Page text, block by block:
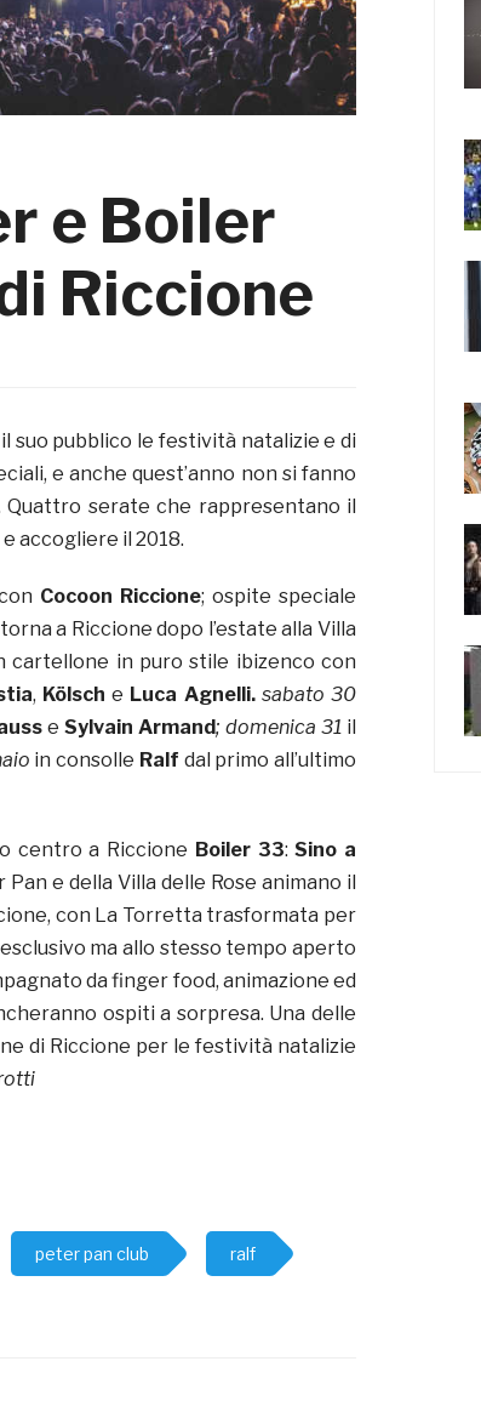
e Boiler
Riccione
suo pubblico le festività natalizie e di
e anche quest’anno non si fanno
Quattro serate che rappresentano il
accogliere il 2018.
Cocoon Riccione; ospite speciale
a Riccione dopo l’estate alla Villa
cartellone in puro stile ibizenco con
, Kölsche Luca Agnelli. sabato 30
e Sylvain Armand; domenica 31 il
in consolle Ralf dal primo all’ultimo
centro a Riccione Boiler 33:Sino a
Pan e della Villa delle Rose animano il
con La Torretta trasformata per
ma allo stesso tempo aperto
da finger food, animazione ed
ospiti a sorpresa. Una delle
di Riccione per le festività natalizie
peter pan club ralf